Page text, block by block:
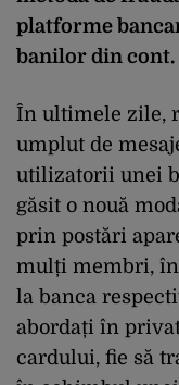
platforme
banilor din cont.
În ultimele zile,
umplut de
utilizatorii unei
găsit o nouă
prin postări
mulți membri,
la banca
abordați în
cardului, fie să